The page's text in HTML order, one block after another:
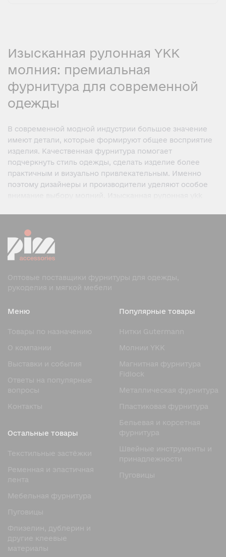
Изысканная рулонная YKK
молния: премиальная
фурнитура для современной
одежды
В современной модной индустрии большое значение
имеют детали, которые формируют общее восприятие
изделия. Качественная фурнитура помогает
подчеркнуть стиль одежды, сделать изделие более
практичным и визуально привлекательным. Именно
поэтому дизайнеры и производители уделяют особое
продукции высокого уровня.
Что представляет собой
изысканная рулонная YKK
молния
одежды, аксессуаров и изделий, где важны не только
функциональность, но и эстетика.
Особенность такой молнии заключается в высоком
механизма и привлекательном внешнем виде.
Рулонный формат позволяет использовать молнию для
различных изделий и выбирать необходимую длину в
Преимущества рулонной
молнии YKK
Популярность, которую приобрела изысканная
рулонная ykk молния, обусловлена сочетанием
надежности, долговечности и стильного дизайна.
Эстетичная обработка элементов
Оптовые поставщики фурнитуры для одежды,
рукоделия и мягкой мебели
Меню
Товары по назначению
О компании
Выставки и события
Ответы на популярные
вопросы
Контакты
Популярные товары
Нитки Gutermann
Молнии YKK
Магнитная фурнитура
Fidlock
Металлическая фурнитура
Пластиковая фурнитура
Бельевая и корсетная
фурнитура
Швейные инструменты и
принадлежности
Пуговицы
Остальные товары
Текстильные застёжки
Ременная и эластичная
лента
Мебельная фурнитура
Пуговицы
Флизелин, дублерин и
другие клеевые
материалы